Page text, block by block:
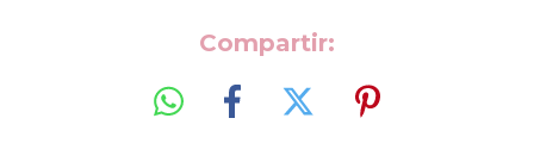
Compartir: